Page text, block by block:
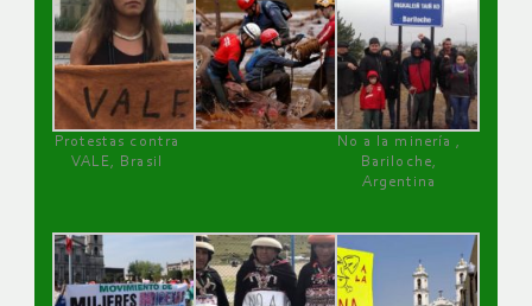
Protestas contra
VALE, Brasil
No a la minería ,
Bariloche,
Argentina